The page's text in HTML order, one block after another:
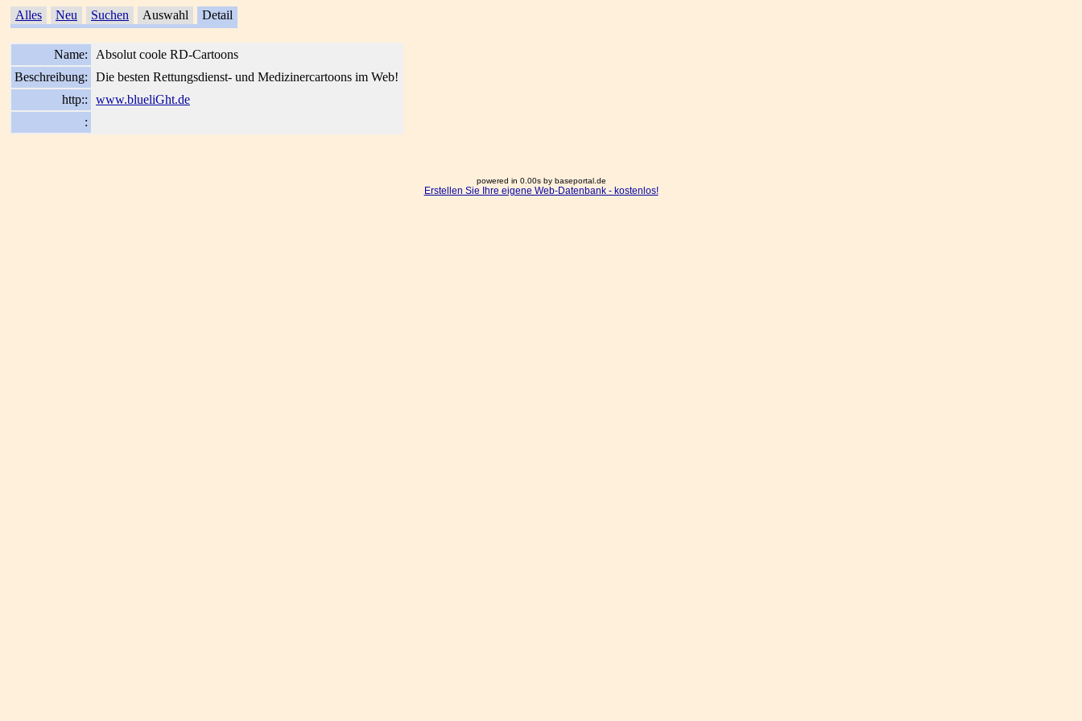
Alles Neu Suchen Auswahl Detail
Name:
Absolut coole RD-Cartoons
Beschreibung:
Die besten Rettungsdienst- und Medizinercartoons im Web!
http::
www.blueliGht.de
:
powered in 0.00s by baseportal.de
Erstellen Sie Ihre eigene Web-Datenbank - kostenlos!